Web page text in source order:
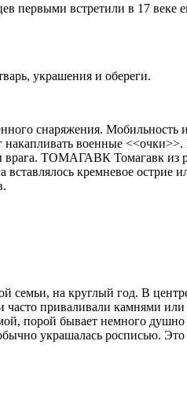
первыми встретили в 17
украшения и обереги.
снаряжения.
военные <<очки>>.
врага. ТОМАГАВК Томагавк
кремневое острие
на круглый год. В
приваливали камнями
порой бывает немного
украшалась росписью.